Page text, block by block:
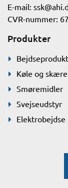
E-mail:
CVR-nummer:
Produkter
Køle og
Smøremidler
Svejseudstyr
Elektrobejdse